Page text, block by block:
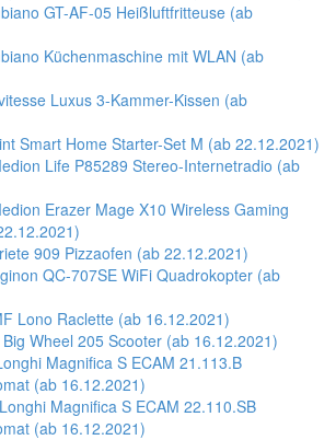
GT-AF-05 Heißluftfritteuse (ab
Küchenmaschine mit WLAN (ab
Luxus 3-Kammer-Kissen (ab
Smart Home Starter-Set M (ab 22.12.2021)
Life P85289 Stereo-Internetradio (ab
Erazer Mage X10 Wireless Gaming
909 Pizzaofen (ab 22.12.2021)
QC-707SE WiFi Quadrokopter (ab
Lono Raclette (ab 16.12.2021)
Wheel 205 Scooter (ab 16.12.2021)
Magnifica S ECAM 21.113.B
(ab 16.12.2021)
Magnifica S ECAM 22.110.SB
(ab 16.12.2021)